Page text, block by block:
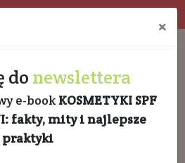
×
do newslettera
e-book KOSMETYKI SPF
fakty, mity i najlepsze
praktyki